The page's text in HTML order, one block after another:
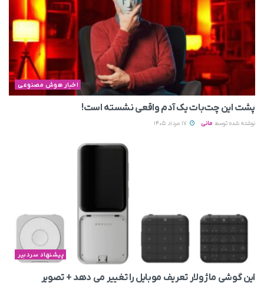
اخبار هوش مصنوعی
پشت این چت‌بات یک آدم واقعی نشسته است!
نوشته شده توسط مانی
پیشنهاد سردبیر
این گوشی ماژولار تعریف موبایل را تغییر می‌ دهد + تصویر